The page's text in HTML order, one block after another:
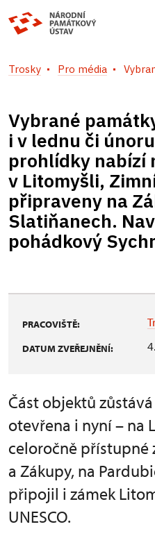
Trosky Pro média
Vybrané
i v lednu či
prohlídky nabízí
v Litomyšli,
připraveny na
Slatiňanech.
pohádkový
PRACOVIŠTĚ:
DATUM ZVEŘEJNĚNÍ:
Část objektů
otevřena i nyní – na
celoročně přístupné
a Zákupy, na
připojil i zámek
UNESCO.